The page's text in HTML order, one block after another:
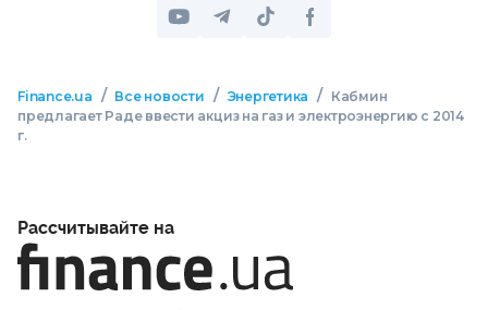
Finance.ua / Все новости / Энергетика /
Кабмин
предлагает Раде ввести акциз на газ и электроэнергию с 2014
г.
Рассчитывайте на